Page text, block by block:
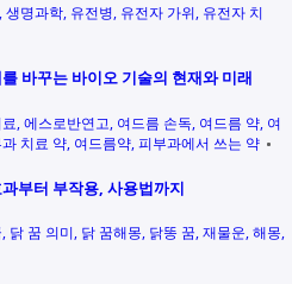
생명과학 유전병 유전자 가위 유전자 치
바꾸는 바이오 기술의 현재와 미래
에스로반연고 여드름 손독 여드름 약 여
치료 약 여드름약 피부과에서 쓰는 약
부터 부작용, 사용법까지
닭 꿈 의미 닭 꿈해몽 닭똥 꿈 재물운 해몽